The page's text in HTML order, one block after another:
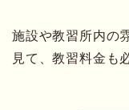
施設や教習所内の
見て、教習料金も